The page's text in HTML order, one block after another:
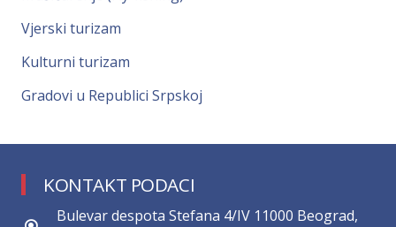
Vjerski turizam
Kulturni turizam
Gradovi u Republici Srpskoj
KONTAKT PODACI
Bulevar despota Stefana 4/IV 11000 Beograd,